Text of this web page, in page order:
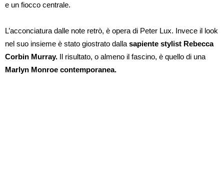
e un fiocco centrale.
L’acconciatura dalle note retrò, è opera di Peter Lux. Invece il look
nel suo insieme è stato giostrato dalla sapiente stylist Rebecca
Corbin Murray. Il risultato, o almeno il fascino, è quello di una
Marlyn Monroe contemporanea.